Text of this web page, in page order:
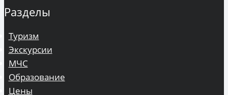
Разделы
Туризм
Экскурсии
МЧС
Образование
Цены